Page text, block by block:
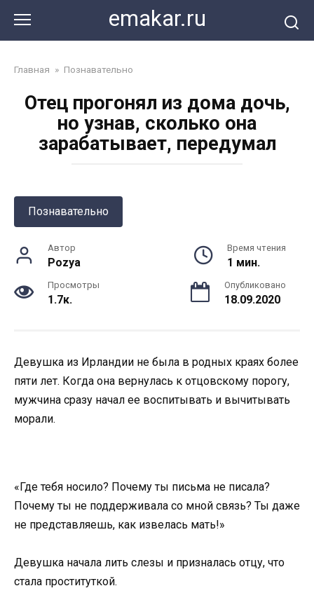
контенту
emakar.ru
Главная » Познавательно
Отец прогонял из дома дочь,
но узнав, сколько она
зарабатывает, передумал
Познавательно
Автор
Pozya
Время чтения
1 мин.
Просмотры
1.7к.
Опубликовано
18.09.2020
Девушка из Ирландии не была в родных краях более
пяти лет. Когда она вернулась к отцовскому порогу,
мужчина сразу начал ее воспитывать и вычитывать
морали.
«Где тебя носило? Почему ты письма не писала?
Почему ты не поддерживала со мной связь? Ты даже
не представляешь, как извелась мать!»
Девушка начала лить слезы и призналась отцу, что
стала проституткой.